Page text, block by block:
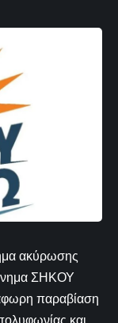
ακύρωσης
ΣΗΚΟΥ
παραβίαση
και